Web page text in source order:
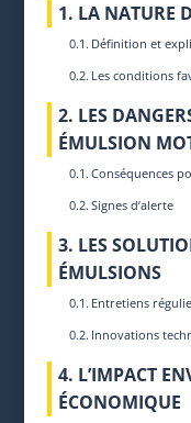
1. LA NATURE
Définition et
Les conditions
2. LES
ÉMULSION
Conséquences
Signes d’alerte
3. LES
ÉMULSIONS
Entretiens
Innovations
4. L’IMPACT
ÉCONOMIQUE